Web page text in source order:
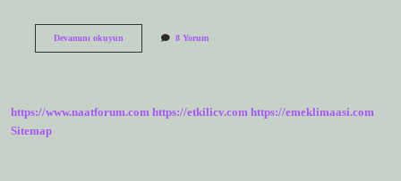
Devamını okuyunHalk
8 Yorum
https://www.naatforum.com https://etkilicv.com https://emeklimaasi.com
Sitemap